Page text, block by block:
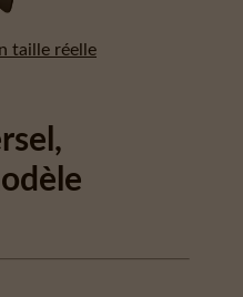
taille réelle